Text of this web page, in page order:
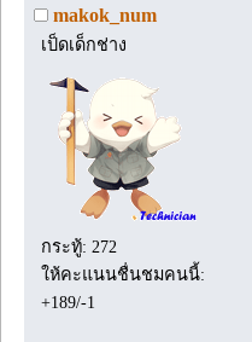
makok_num
เป็ดเด็กช่าง
กระทู้: 272
ให้คะแนนชื่นชมคนนี้:
+189/-1